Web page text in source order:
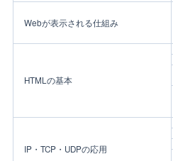
Webが表示される仕組み
HTMLの基本
IP・TCP・UDPの応用